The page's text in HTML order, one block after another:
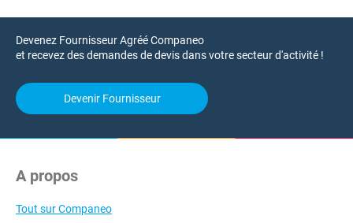
Devenez Fournisseur Agréé Companeo
et recevez des demandes de devis dans votre secteur d'activité !
Devenir Fournisseur
A propos
Tout sur Companeo